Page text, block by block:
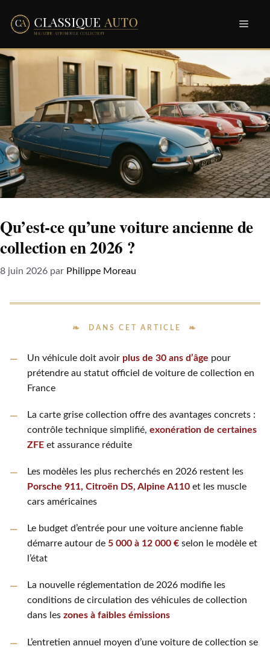
Qu’est-ce qu’une voiture ancienne de
collection en 2026 ?
8 juin 2026 par Philippe Moreau
DANS CET ARTICLE
Un véhicule doit avoir plus de 30 ans d’âge pour
prétendre au statut officiel de voiture de collection en
France
La carte grise collection offre des avantages concrets :
contrôle technique simplifié, exonération de certaines
ZFEet assurance réduite
Les modèles les plus recherchés en 2026 restent les
Porsche 911, Citroën DS, Alpine A110et les muscle
cars américaines
Le budget d’entrée pour une voiture ancienne fiable
démarre autour de 5 000 à 12 000 €selon le modèle et
l’état
La nouvelle réglementation de 2026 modifie les
conditions de circulation des véhicules de collection
dans les zones à faibles émissions
L’entretien annuel moyen d’une voiture de collection se